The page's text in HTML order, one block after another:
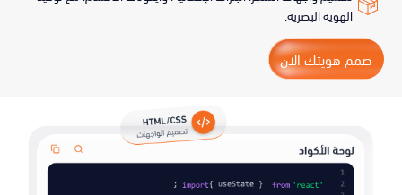
الهوية البصرية.
صمم هويتك الان